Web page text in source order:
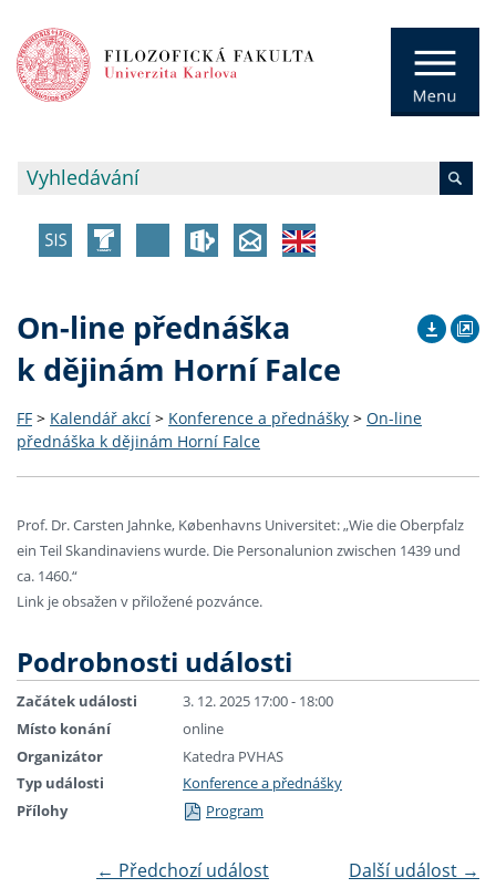
On-line přednáška
k dějinám Horní Falce
FF > Kalendář akcí > Konference a přednášky > On-line
přednáška k dějinám Horní Falce
Prof. Dr. Carsten Jahnke, Københavns Universitet: „Wie die Oberpfalz
ein Teil Skandinaviens wurde. Die Personalunion zwischen 1439 und
ca. 1460.“
Link je obsažen v přiložené pozvánce.
Podrobnosti události
Začátek události
3. 12. 2025 17:00 - 18:00
Místo konání
online
Organizátor
Katedra PVHAS
Typ události
Konference a přednášky
Přílohy
Program
← Předchozí událost Další událost →